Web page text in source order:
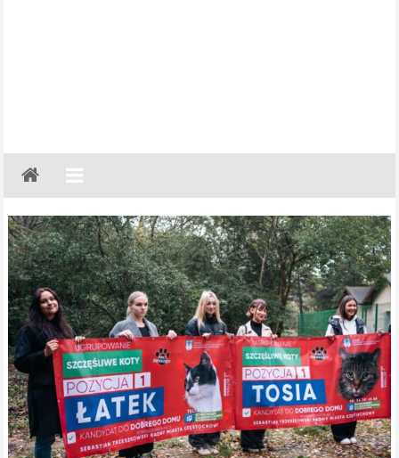
Gazeta
Regionalna
Częstochowa,
Kłobuck,
Lubliniec,
Myszków